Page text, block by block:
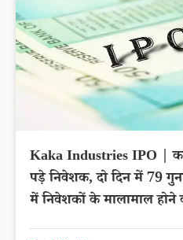
Kaka Industries IPO |
पड़े निवेशक, दो दिन में 79
में निवेशकों के मालामाल होने